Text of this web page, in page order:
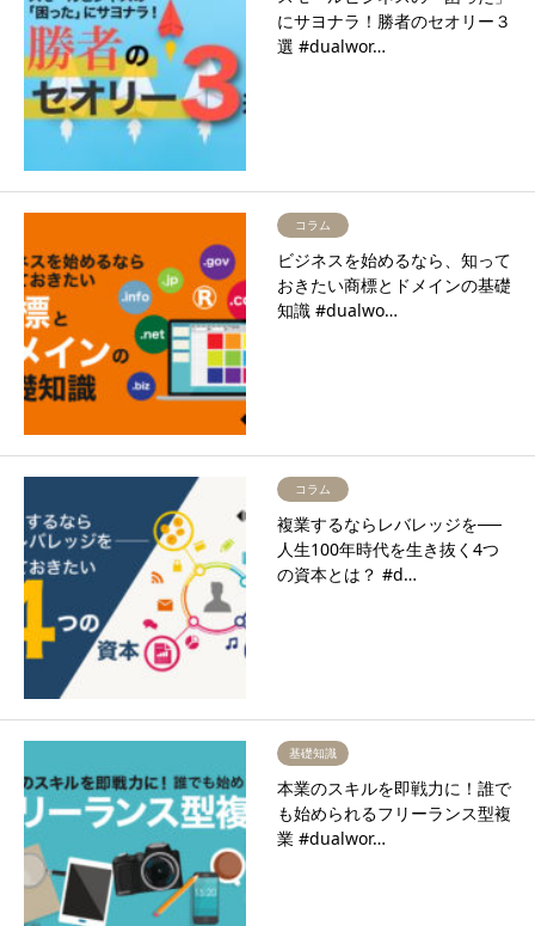
にサヨナラ！勝者のセオリー３
選 #dualwor…
コラム
ビジネスを始めるなら、知って
おきたい商標とドメインの基礎
知識 #dualwo…
コラム
複業するならレバレッジを──
人生100年時代を生き抜く4つ
の資本とは？ #d…
基礎知識
本業のスキルを即戦力に！誰で
も始められるフリーランス型複
業 #dualwor…